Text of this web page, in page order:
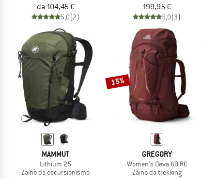
da 104,45 €
5,0(2)
199,95 €
5,0(3)
MAMMUT
Lithium 25
Zaino da escursionismo
15%
GREGORY
Women's Deva 60 RC
Zaino da trekking